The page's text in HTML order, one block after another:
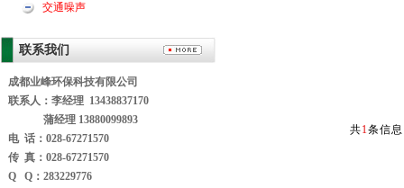
交通噪声
联系我们
成都业峰环保科技有限公司
联系人：李经理 13438837170
蒲经理 13880099893
电 话：028-67271570
传 真：028-67271570
Q Q：283229776
共1条信